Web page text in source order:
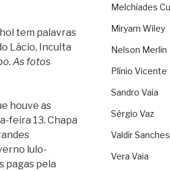
tem palavras
Lácio, Inculta
As fotos
houve as
feira 13. Chapa
lulo-
pagas pela
Melchíades
Miryam Wiley
Nelson Merlin
Plínio Vicente
Sandro Vaia
Sérgio Vaz
Valdir Sanches
Vera Vaia